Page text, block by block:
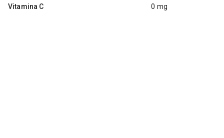
Vitamina C 0 mg